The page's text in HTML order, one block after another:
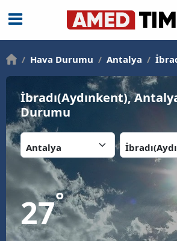
/ Hava Durumu / Antalya /
İbradı(Aydınkent),
Durumu
27°